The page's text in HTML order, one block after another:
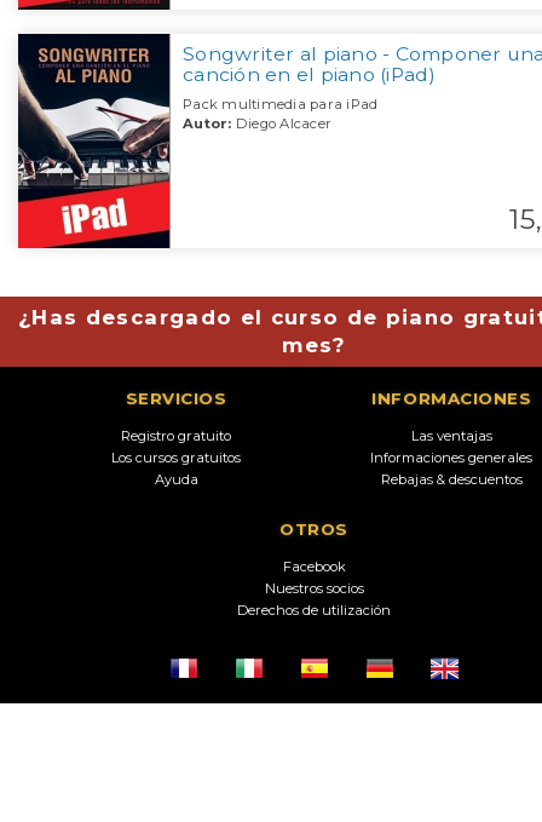
Songwriter al piano - Componer
canción en el piano (iPad)
Pack multimedia para iPad
Autor: Diego Alcacer
15,
¿Has descargado el curso de piano
mes?
SERVICIOS
Registro gratuito
Los cursos gratuitos
Ayuda
INFORMACIONES
Las ventajas
Informaciones generales
Rebajas & descuentos
OTROS
Facebook
Nuestros socios
Derechos de utilización